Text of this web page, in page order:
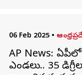
06 Feb 2025 •
AP News:
ఎండలు.. 35